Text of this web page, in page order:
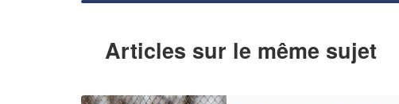
Articles sur le même sujet